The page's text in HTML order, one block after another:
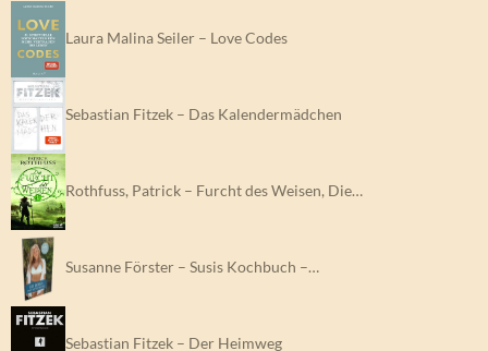
Laura Malina Seiler – Love Codes
Sebastian Fitzek – Das Kalendermädchen
Rothfuss, Patrick – Furcht des Weisen, Die…
Susanne Förster – Susis Kochbuch –…
Sebastian Fitzek – Der Heimweg